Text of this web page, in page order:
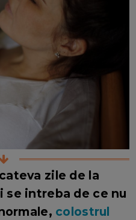
zile de la
se intreba de ce nu
colostrul